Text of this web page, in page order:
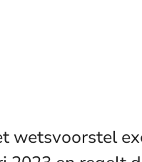
wetsvoorstel